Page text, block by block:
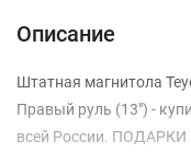
Описание
Штатная магнитола
Правый руль (13") -
всей России. ПОДАРКИ